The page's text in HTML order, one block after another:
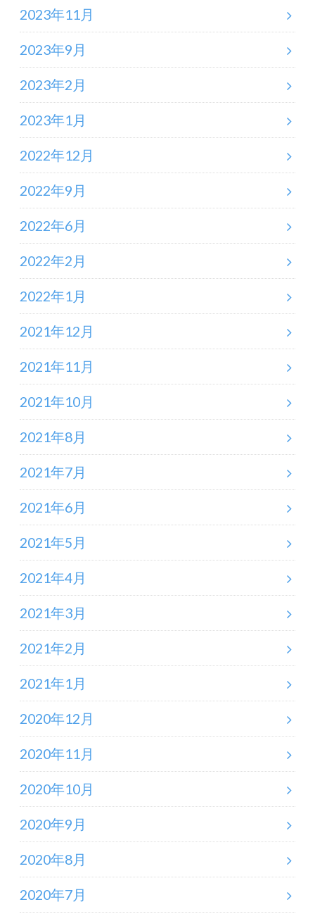
2023年11月
2023年9月
2023年2月
2023年1月
2022年12月
2022年9月
2022年6月
2022年2月
2022年1月
2021年12月
2021年11月
2021年10月
2021年8月
2021年7月
2021年6月
2021年5月
2021年4月
2021年3月
2021年2月
2021年1月
2020年12月
2020年11月
2020年10月
2020年9月
2020年8月
2020年7月